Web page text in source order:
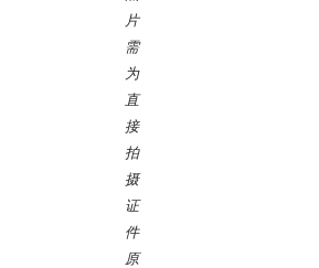
片
需
为
直
接
拍
摄
证
件
原